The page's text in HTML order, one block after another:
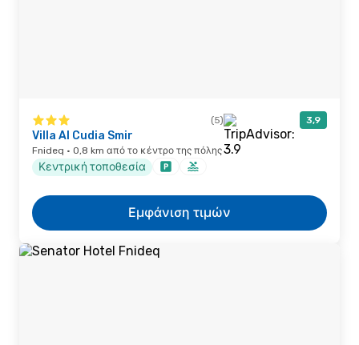
(5) 3,9
Villa Al Cudia Smir
Fnideq · 0,8 km από το κέντρο της πόλης
Κεντρική τοποθεσία
Εμφάνιση τιμών